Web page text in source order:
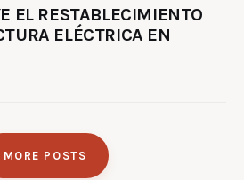
EL RESTABLECIMIENTO
ELÉCTRICA EN
MORE POSTS